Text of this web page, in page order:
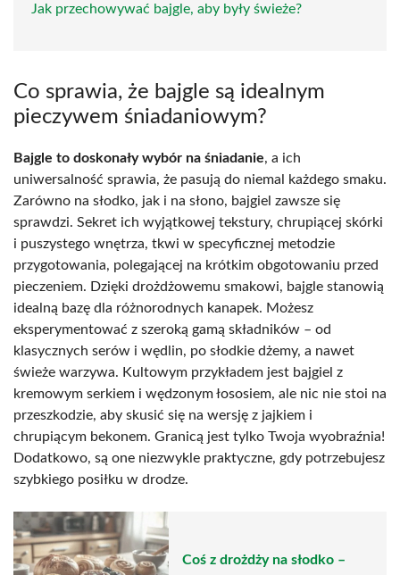
Jak przechowywać bajgle, aby były świeże?
Co sprawia, że bajgle są idealnym
pieczywem śniadaniowym?
Bajgle to doskonały wybór na śniadanie, a ich
uniwersalność sprawia, że pasują do niemal każdego smaku.
Zarówno na słodko, jak i na słono, bajgiel zawsze się
sprawdzi. Sekret ich wyjątkowej tekstury, chrupiącej skórki
i puszystego wnętrza, tkwi w specyficznej metodzie
przygotowania, polegającej na krótkim obgotowaniu przed
pieczeniem. Dzięki drożdżowemu smakowi, bajgle stanowią
idealną bazę dla różnorodnych kanapek. Możesz
eksperymentować z szeroką gamą składników – od
klasycznych serów i wędlin, po słodkie dżemy, a nawet
świeże warzywa. Kultowym przykładem jest bajgiel z
kremowym serkiem i wędzonym łososiem, ale nic nie stoi na
przeszkodzie, aby skusić się na wersję z jajkiem i
chrupiącym bekonem. Granicą jest tylko Twoja wyobraźnia!
Dodatkowo, są one niezwykle praktyczne, gdy potrzebujesz
szybkiego posiłku w drodze.
Coś z drożdży na słodko –